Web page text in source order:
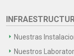
Nuestras
Nuestros